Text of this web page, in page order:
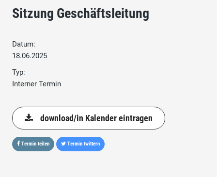
Sitzung Geschäftsleitung
Datum:
18.06.2025
Typ:
Interner Termin
download/in Kalender eintragen
Termin teilen Termin twittern